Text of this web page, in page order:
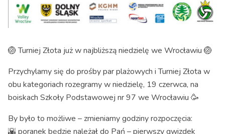
🏐 Turniej Złota już w najbliższą niedzielę we Wrocławiu 🏐
Przychylamy się do prośby par plażowych i Turniej Złota w
obu kategoriach rozegramy w niedzielę, 19 czerwca, na
boiskach Szkoły Podstawowej nr 97 we Wrocławiu 🥳
By było to możliwe – zmieniamy godziny rozpoczęcia:
🌇 poranek będzie należał do Pań – pierwszy gwizdek